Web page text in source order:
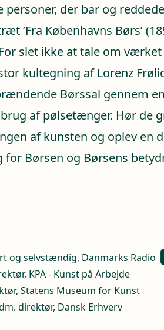
der bar og reddede
’Fra Københavns Børs’
slet ikke at tale om værket
kultegning af Lorenz
Børssal gennem
af pølsetænger. Hør de
af kunsten og oplev en
for Børsen og Børsens
og selvstændig, Danmarks Radio
KPA - Kunst på Arbejde
Statens Museum for Kunst
direktør, Dansk Erhverv